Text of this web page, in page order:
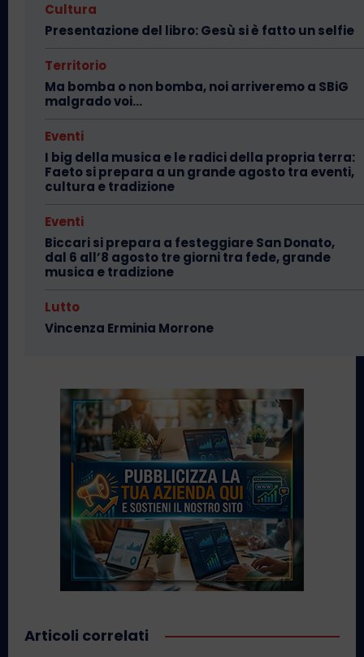
Cultura
Presentazione del libro: Gesù si è fatto un selfie
Territorio
Ma bomba o non bomba, noi arriveremo a SBiG
malgrado voi…
Eventi
I big della musica e le radici della propria terra:
Faeto si prepara a un grande agosto tra eventi,
cultura e tradizione
Eventi
Biccari si prepara a festeggiare San Donato,
dal 6 all’8 agosto tre giorni tra fede, grande
musica e tradizione
Lutto
Vincenza Erminia Morrone
Articoli correlati